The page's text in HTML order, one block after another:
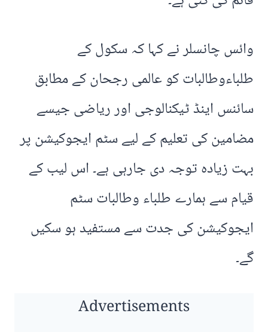
وائس چانسلر نے کہا کہ سکول کے
طلباءوطالبات کو عالمی رجحان کے مطابق
سائنس اینڈ ٹیکنالوجی اور ریاضی جیسے
مضامین کی تعلیم کے لیے سٹم ایجوکیشن پر
بہت زیادہ توجہ دی جارہی ہے۔ اس لیب کے
قیام سے ہمارے طلباء وطالبات سٹم
ایجوکیشن کی جدت سے مستفید ہو سکیں
گے۔
Advertisements